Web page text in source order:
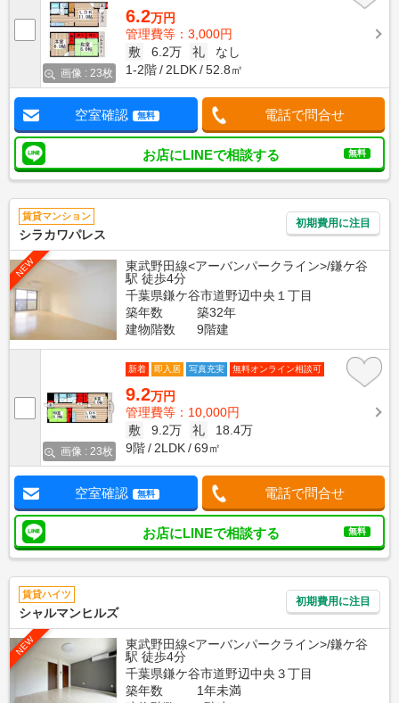
画像 : 23枚
6.2万円
管理費等：3,000円
敷
6.2万 礼
なし
1-2階
2LDK 52.8㎡
空室確認 無料 電話で問合せ
お店にLINEで相談する 無料
賃貸マンション
シラカワパレス
初期費用に注目
NEW
東武野田線<アーバンパークライン>/鎌ケ谷
駅 徒歩4分
千葉県鎌ケ谷市道野辺中央１丁目
築年数
築32年
建物階数
9階建
画像 : 23枚
新着 即入居 写真充実 無料オンライン相談可
9.2万円
管理費等：10,000円
敷
9.2万 礼
18.4万
9階
2LDK 69㎡
空室確認 無料 電話で問合せ
お店にLINEで相談する 無料
賃貸ハイツ
シャルマンヒルズ
初期費用に注目
NEW
東武野田線<アーバンパークライン>/鎌ケ谷
駅 徒歩4分
千葉県鎌ケ谷市道野辺中央３丁目
築年数
1年未満